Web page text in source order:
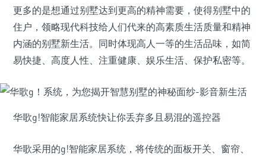
更多的是想通过别墅达到更高的精神需要，使得别墅中的
住户，领略现代科技给人们代来的高素质生活质量和精神
内涵的别墅新生活。同时体现高人一等的生活品味，如简
易快捷、高度人性、注重健康、娱乐生活、保护私密等。
华歌g!智能家居系统快让你丢弃多且易混的遥控器
华歌采用的g!智能家居系统，将传统的面板开关、窗帘、